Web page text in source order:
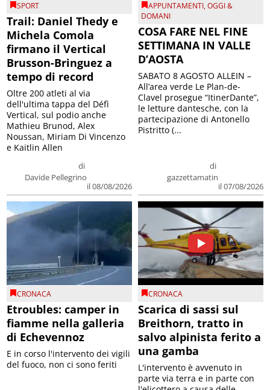
SPORT
Trail: Daniel Thedy e
Michela Comola
firmano il Vertical
Brusson-Bringuez a
tempo di record
di
Davide Pellegrino
il 08/08/2026
Oltre 200 atleti al via
dell'ultima tappa del Défì
Vertical, sul podio anche
Mathieu Brunod, Alex
Noussan, Miriam Di Vincenzo
e Kaitlin Allen
APPUNTAMENTI,OGGI &
DOMANI
COSA FARE NEL FINE
SETTIMANA IN VALLE
D’AOSTA
di
gazzettamatin
il 07/08/2026
SABATO 8 AGOSTO ALLEIN –
All’area verde Le Plan-de-
Clavel prosegue “ItinerDante”,
le letture dantesche, con la
partecipazione di Antonello
Pistritto (...
CRONACA
Etroubles: camper in
fiamme nella galleria
di Echevennoz
E in corso l'intervento dei vigili
del fuoco, non ci sono feriti
CRONACA
Scarica di sassi sul
Breithorn, tratto in
salvo alpinista ferito a
una gamba
L'intervento è avvenuto in
parte via terra e in parte con